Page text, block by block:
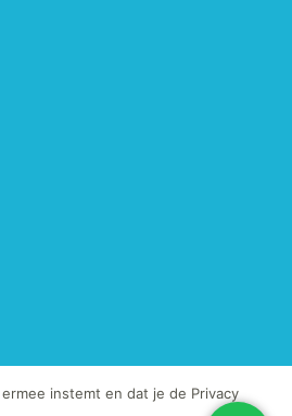
instemt en dat je de Privacy